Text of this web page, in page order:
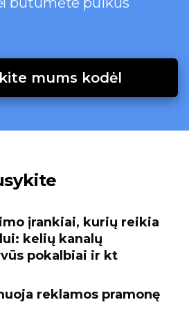
mums kodėl
įrankiai, kurių reikia
kelių kanalų
pokalbiai ir kt
reklamos pramonę